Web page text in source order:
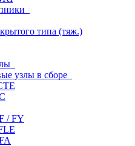
типа (тяж.)
узлы в сборе
/ FY